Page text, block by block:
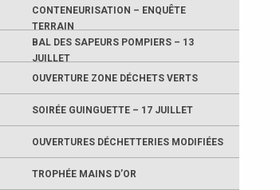
CONTENEURISATION – ENQUÊTE
TERRAIN
BAL DES SAPEURS POMPIERS – 13
JUILLET
OUVERTURE ZONE DÉCHETS VERTS
SOIRÉE GUINGUETTE – 17 JUILLET
OUVERTURES DÉCHETTERIES MODIFIÉES
TROPHÉE MAINS D’OR